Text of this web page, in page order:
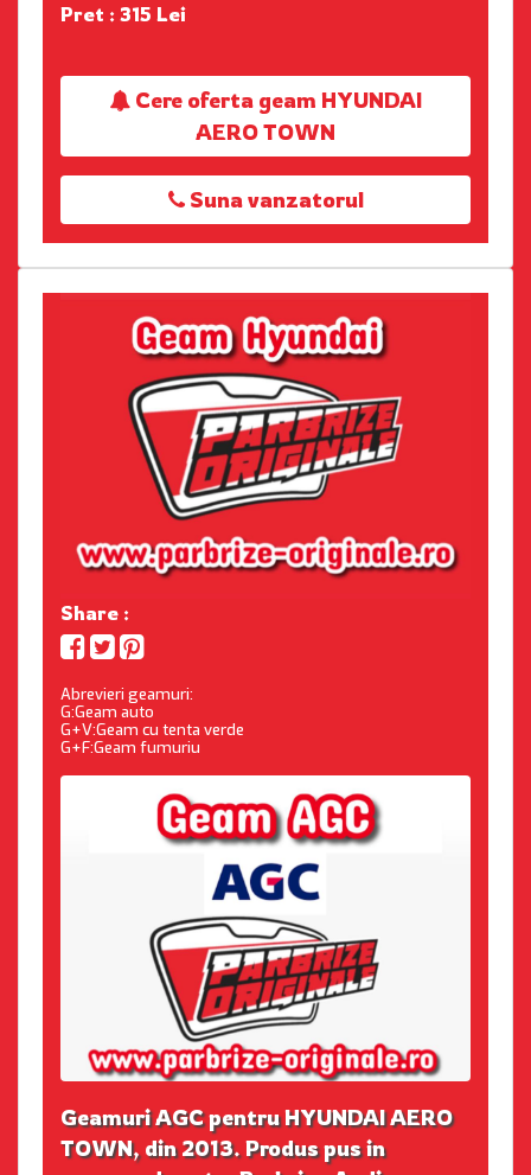
Pret : 315 Lei
Cere oferta geam HYUNDAI
AERO TOWN
Suna vanzatorul
Share :
Abrevieri geamuri:
G:Geam auto
G+V:Geam cu tenta verde
G+F:Geam fumuriu
Geamuri AGC pentru HYUNDAI AERO
TOWN, din 2013. Produs pus in